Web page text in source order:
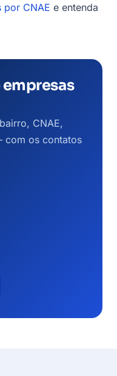
por CNAE e entenda
empresas
CNAE,
com os contatos